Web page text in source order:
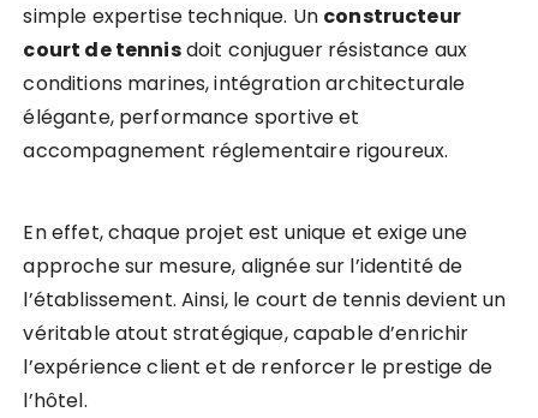
simple expertise technique. Un constructeur
court de tennisdoit conjuguer résistance aux
conditions marines, intégration architecturale
élégante, performance sportive et
accompagnement réglementaire rigoureux.
En effet, chaque projet est unique et exige une
approche sur mesure, alignée sur l’identité de
l’établissement. Ainsi, le court de tennis devient un
véritable atout stratégique, capable d’enrichir
l’expérience client et de renforcer le prestige de
l’hôtel.